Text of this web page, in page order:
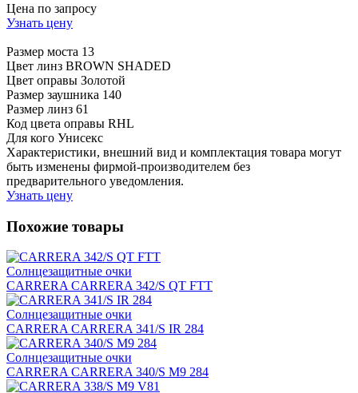
Цена по запросу
Узнать цену
Размер моста 13
Цвет линз BROWN SHADED
Цвет оправы Золотой
Размер заушника 140
Размер линз 61
Код цвета оправы RHL
Для кого Унисекс
Характеристики, внешний вид и комплектация товара могут
быть изменены фирмой-производителем без
предварительного уведомления.
Узнать цену
Похожие товары
Солнцезащитные очки
CARRERA CARRERA 342/S QT FTT
Солнцезащитные очки
CARRERA CARRERA 341/S IR 284
Солнцезащитные очки
CARRERA CARRERA 340/S M9 284